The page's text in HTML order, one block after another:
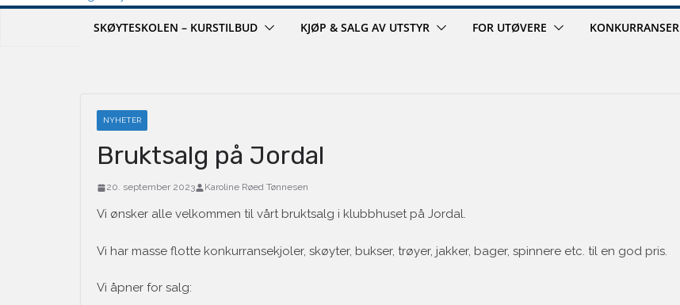
SKØYTESKOLEN – KURSTILBUD KJØP & SALG AV UTSTYR FOR UTØVERE KONKURRANSER
NYHETER
Bruktsalg på Jordal
20. september 2023 Karoline Røed Tønnesen
Vi ønsker alle velkommen til vårt bruktsalg i klubbhuset på Jordal.
Vi har masse flotte konkurransekjoler, skøyter, bukser, trøyer, jakker, bager, spinnere etc. til en god pris.
Vi åpner for salg: